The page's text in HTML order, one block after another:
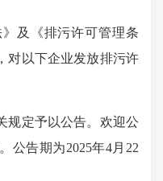
及《排污许可管理条
对以下企业发放排污许
定予以公告。欢迎公
公告期为2025年4月22